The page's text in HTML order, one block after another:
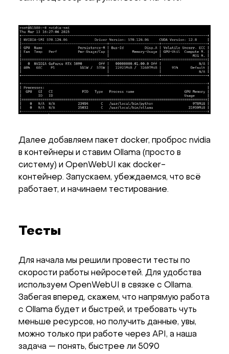
Далее добавляем пакет docker, проброс nvidia
в контейнеры и ставим Ollama (просто в
систему) и OpenWebUI как docker-
контейнер. Запускаем, убеждаемся, что всё
работает, и начинаем тестирование.
Тесты
Для начала мы решили провести тесты по
скорости работы нейросетей. Для удобства
используем OpenWebUI в связке с Ollama.
Забегая вперед, скажем, что напрямую работа
с Ollama будет и быстрей, и требовать чуть
меньше ресурсов, но получить данные, увы,
можно только при работе через API, а наша
задача — понять, быстрее ли 5090